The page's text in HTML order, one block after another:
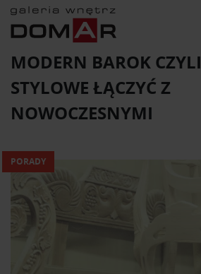
MODERN BAROK
STYLOWE ŁĄCZYĆ Z
NOWOCZESNYMI
PORADY